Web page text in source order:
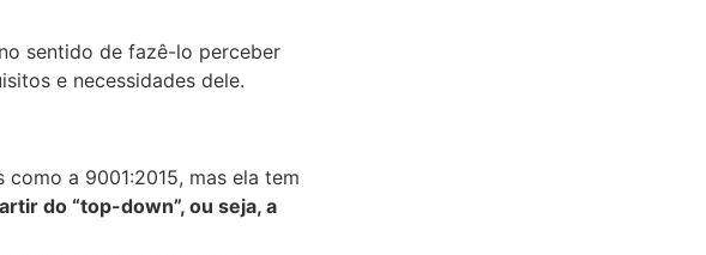
sentido de fazê-lo perceber
e necessidades dele.
a 9001:2015, mas ela tem
do “top-down”, ou seja, a